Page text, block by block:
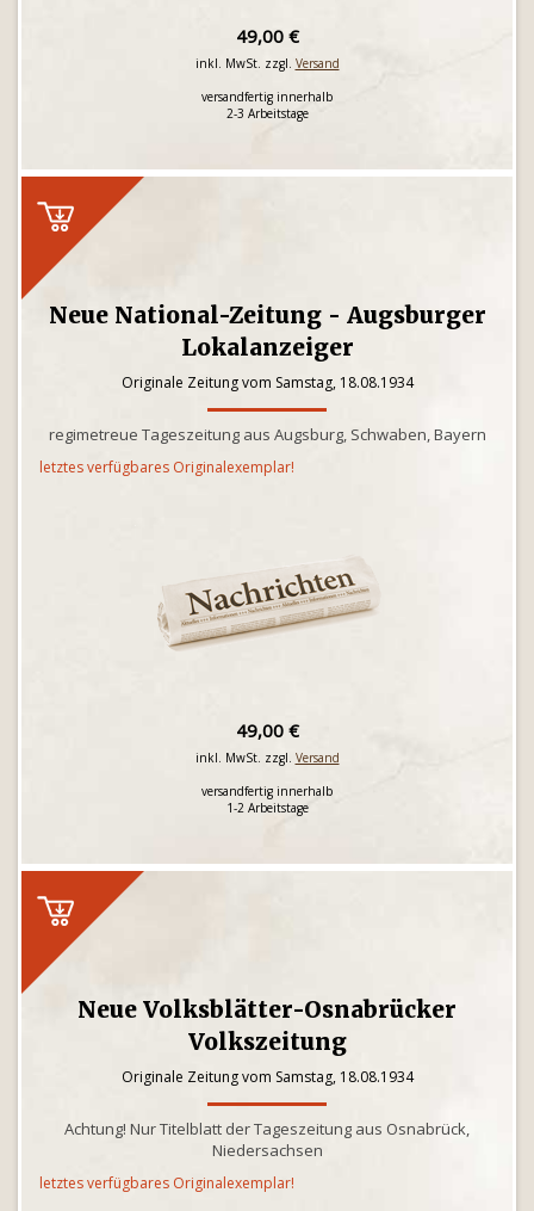
49,00 €
inkl. MwSt. zzgl. Versand
versandfertig innerhalb
2-3 Arbeitstage
Neue National-Zeitung - Augsburger
Lokalanzeiger
Originale Zeitung vom Samstag, 18.08.1934
regimetreue Tageszeitung aus Augsburg, Schwaben, Bayern
letztes verfügbares Originalexemplar!
49,00 €
inkl. MwSt. zzgl. Versand
versandfertig innerhalb
1-2 Arbeitstage
Neue Volksblätter-Osnabrücker
Volkszeitung
Originale Zeitung vom Samstag, 18.08.1934
Achtung! Nur Titelblatt der Tageszeitung aus Osnabrück,
Niedersachsen
letztes verfügbares Originalexemplar!